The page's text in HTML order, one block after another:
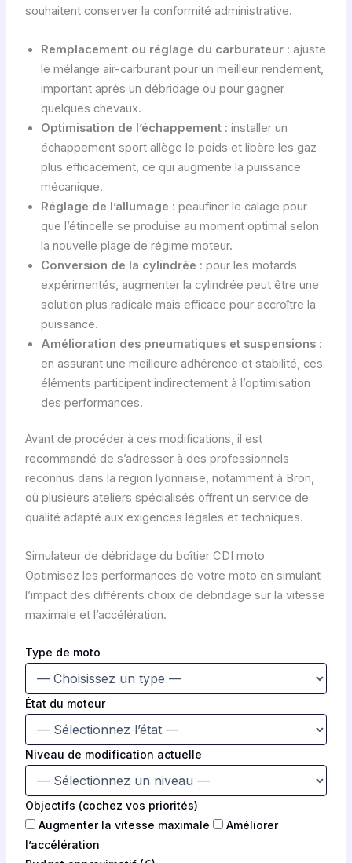
souhaitent conserver la conformité administrative.
Remplacement ou réglage du carburateur: ajuste
le mélange air-carburant pour un meilleur rendement,
important après un débridage ou pour gagner
quelques chevaux.
Optimisation de l’échappement: installer un
échappement sport allège le poids et libère les gaz
plus efficacement, ce qui augmente la puissance
mécanique.
Réglage de l’allumage : peaufiner le calage pour
que l’étincelle se produise au moment optimal selon
la nouvelle plage de régime moteur.
Conversion de la cylindrée : pour les motards
expérimentés, augmenter la cylindrée peut être une
solution plus radicale mais efficace pour accroître la
puissance.
Amélioration des pneumatiques et suspensions:
en assurant une meilleure adhérence et stabilité, ces
éléments participent indirectement à l’optimisation
des performances.
Avant de procéder à ces modifications, il est
recommandé de s’adresser à des professionnels
reconnus dans la région lyonnaise, notamment à Bron,
où plusieurs ateliers spécialisés offrent un service de
qualité adapté aux exigences légales et techniques.
Simulateur de débridage du boîtier CDI moto
Optimisez les performances de votre moto en simulant
l’impact des différents choix de débridage sur la vitesse
maximale et l’accélération.
Type de moto
État du moteur
Niveau de modification actuelle
Objectifs (cochez vos priorités)
Augmenter la vitesse maximale
Améliorer
l’accélération